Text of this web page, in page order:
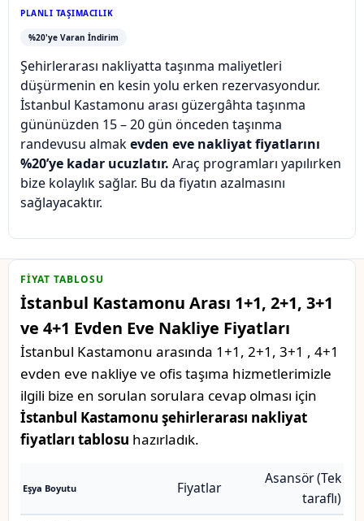
PLANLI TAŞIMACILIK
%20'ye Varan İndirim
Şehirlerarası nakliyatta taşınma maliyetleri
düşürmenin en kesin yolu erken rezervasyondur.
İstanbul Kastamonu arası güzergâhta taşınma
gününüzden 15 – 20 gün önceden taşınma
randevusu almakevden eve nakliyat fiyatlarını
%20’ye kadar ucuzlatır. Araç programları yapılırken
bize kolaylık sağlar. Bu da fiyatın azalmasını
sağlayacaktır.
FIYAT TABLOSU
İstanbul Kastamonu Arası 1+1, 2+1, 3+1
ve 4+1 Evden Eve Nakliye Fiyatları
İstanbul Kastamonu arasında 1+1, 2+1, 3+1 , 4+1
evden eve nakliye ve ofis taşıma hizmetlerimizle
ilgili bize en sorulan sorulara cevap olması için
İstanbul Kastamonu şehirlerarası nakliyat
fiyatları tablosu hazırladık.
Eşya Boyutu Fiyatlar
Asansör (Tek
taraflı)